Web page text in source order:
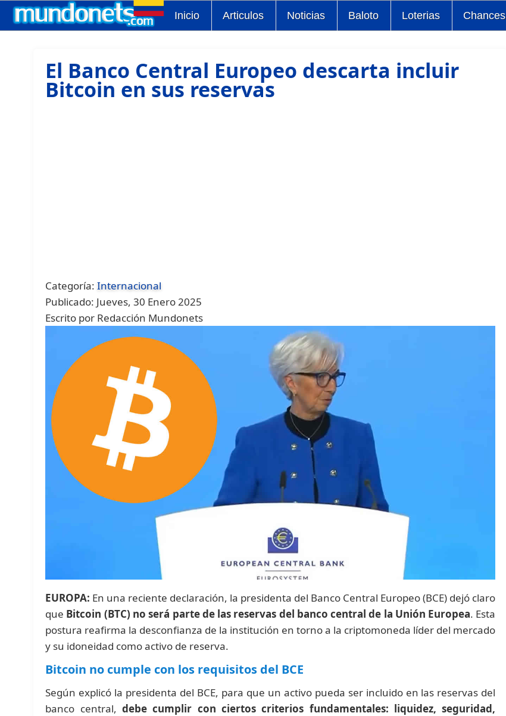
Inicio Articulos Noticias Baloto Loterias Chances
El Banco Central Europeo descarta incluir
Bitcoin en sus reservas
Categoría:Internacional
Publicado: Jueves, 30 Enero 2025
Escrito por Redacción Mundonets
EUROPA: En una reciente declaración, la presidenta del Banco Central Europeo (BCE) dejó claro
que Bitcoin (BTC) no será parte de las reservas del banco central de la Unión Europea. Esta
postura reafirma la desconfianza de la institución en torno a la criptomoneda líder del mercado
y su idoneidad como activo de reserva.
Bitcoin no cumple con los requisitos del BCE
Según explicó la presidenta del BCE, para que un activo pueda ser incluido en las reservas del
banco central, debe cumplir con ciertos criterios fundamentales: liquidez, seguridad,